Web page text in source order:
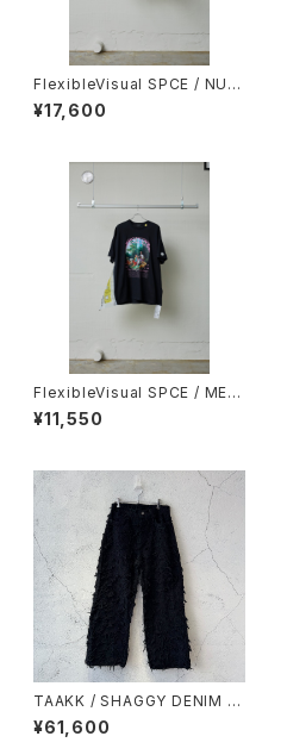
FlexibleVisual SPCE / NUT
RITION LS TEE / WHITE
¥17,600
FlexibleVisual SPCE / MET
ALGRAPE TEE / BLACK
¥11,550
TAAKK / SHAGGY DENIM P
ANTS / BLACK
¥61,600